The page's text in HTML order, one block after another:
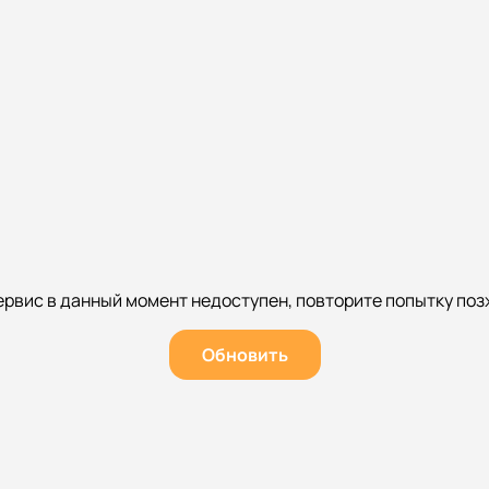
в данный момент недоступен, повторите попытку
Обновить